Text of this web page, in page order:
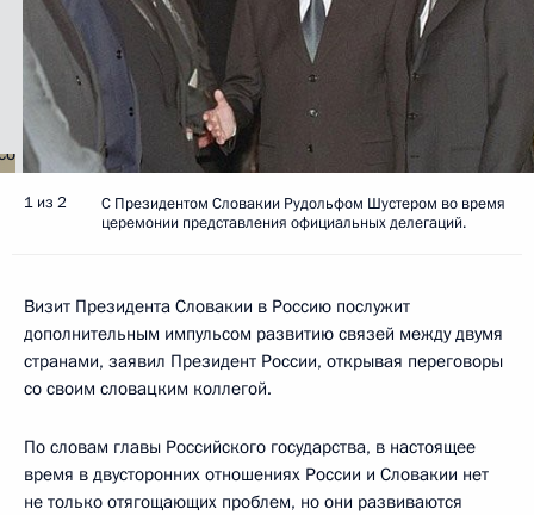
1 из 2
С Президентом Словакии Рудольфом Шустером во время
церемонии представления официальных делегаций.
Визит Президента Словакии в Россию послужит
дополнительным импульсом развитию связей между двумя
странами, заявил Президент России, открывая переговоры
со своим словацким коллегой.
По словам главы Российского государства, в настоящее
время в двусторонних отношениях России и Словакии нет
не только отягощающих проблем, но они развиваются